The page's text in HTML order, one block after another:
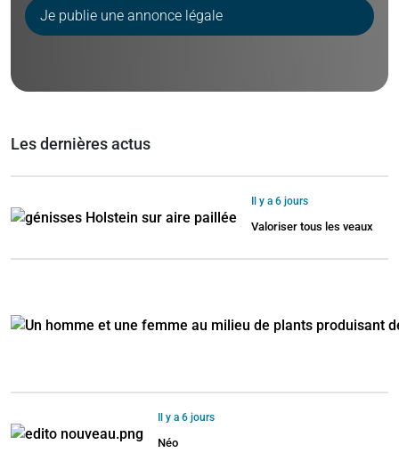
Je publie une annonce légale
Les dernières actus
Il y a 6 jours
Valoriser tous les veaux
Il y a 6 jours
Néo